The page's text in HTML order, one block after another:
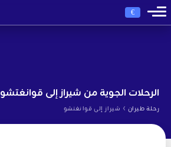
€
الرحلات الجوية من شيراز إلى قوانغتشو
رحلة طيران › شيراز إلى قوانغتشو